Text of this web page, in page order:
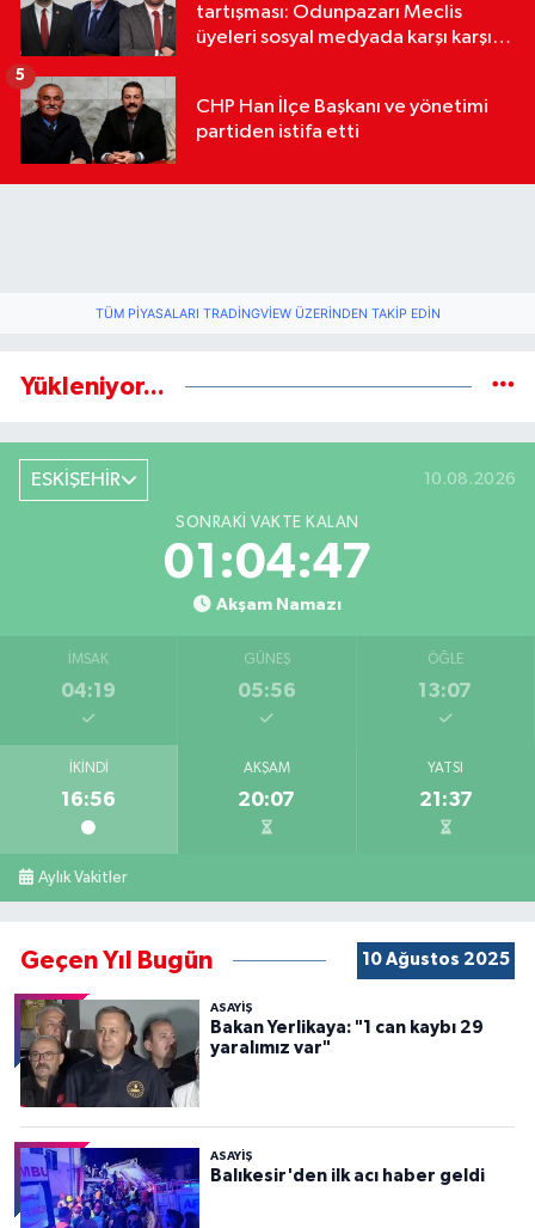
tartışması: Odunpazarı Meclis
üyeleri sosyal medyada karşı karşıya
CHP Han İlçe Başkanı ve yönetimi
partiden istifa etti
5
TÜM PIYASALARI TRADINGVIEW ÜZERINDEN TAKIP EDIN
Yükleniyor...
ESKİŞEHİR 10.08.2026
SONRAKI VAKTE KALAN
01:04:47
Akşam Namazı
İMSAK
04:19
GÜNEŞ
05:56
ÖĞLE
13:07
İKINDI
16:56
AKŞAM
20:07
YATSI
21:37
Aylık Vakitler
Geçen Yıl Bugün 10 Ağustos 2025
ASAYİŞ
Bakan Yerlikaya: "1 can kaybı 29
yaralımız var"
ASAYİŞ
Balıkesir'den ilk acı haber geldi